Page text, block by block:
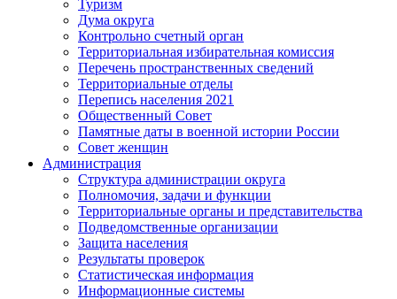
Туризм
Дума округа
Контрольно счетный орган
Территориальная избирательная комиссия
Перечень пространственных сведений
Территориальные отделы
Перепись населения 2021
Общественный Совет
Памятные даты в военной истории России
Совет женщин
Администрация
Структура администрации округа
Полномочия, задачи и функции
Территориальные органы и представительства
Подведомственные организации
Защита населения
Результаты проверок
Статистическая информация
Информационные системы